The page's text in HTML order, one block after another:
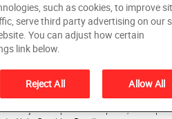
Avenida das Nações
Unidas, 12901 - Loja
não pode ser copiada,
such as cookies, to improve
serve third party advertising on our
You can adjust how certain
link below.
Reject All Allow All